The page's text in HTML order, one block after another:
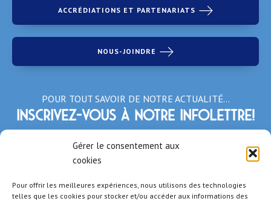
Gérer le consentement aux
cookies
Pour offrir les meilleures expériences, nous utilisons des technologies
telles que les cookies pour stocker et/ou accéder aux informations des
ACCRÉDIATIONS ET PARTENARIATS
NOUS-JOINDRE
POUR TOUT SAVOIR DE NOTRE ACTUALITÉ…
Inscrivez-vous à notre infolettre!
*Champs obligatoires